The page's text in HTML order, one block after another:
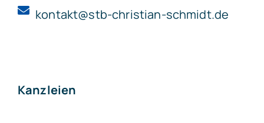
kontakt@stb-christian-schmidt.de
Kanzleien